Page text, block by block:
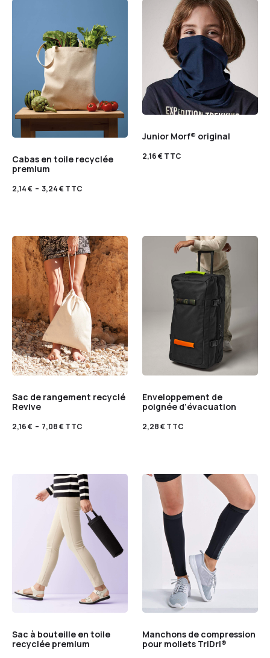
Cabas en toile recyclée
premium
2,14€ – 3,24€TTC
Junior Morf® original
2,16€TTC
Sac de rangement recyclé
Revive
2,16€ – 7,08€TTC
Enveloppement de
poignée d’évacuation
2,28€TTC
Sac à bouteille en toile
recyclée premium
Manchons de compression
pour mollets TriDri®